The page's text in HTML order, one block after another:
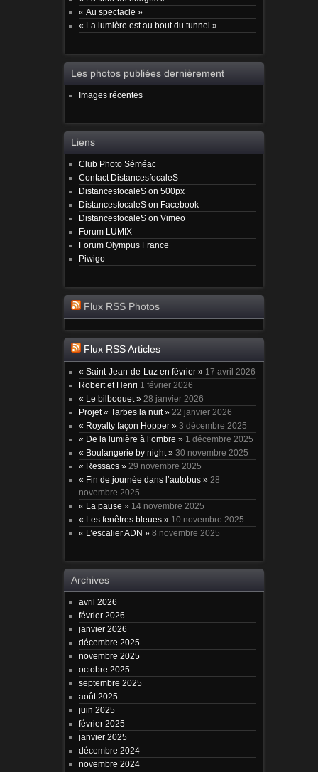
« Au spectacle »
« La lumière est au bout du tunnel »
Les photos publiées dernièrement
Images récentes
Liens
Club Photo Séméac
Contact DistancesfocaleS
DistancesfocaleS on 500px
DistancesfocaleS on Facebook
DistancesfocaleS on Vimeo
Forum LUMIX
Forum Olympus France
Piwigo
Flux RSS Photos
Flux RSS Articles
« Saint-Jean-de-Luz en février » 17 avril 2026
Robert et Henri 1 février 2026
« Le bilboquet » 28 janvier 2026
Projet « Tarbes la nuit » 22 janvier 2026
« Royalty façon Hopper » 3 décembre 2025
« De la lumière à l’ombre » 1 décembre 2025
« Boulangerie by night » 30 novembre 2025
« Ressacs » 29 novembre 2025
« Fin de journée dans l’autobus » 28
novembre 2025
« La pause » 14 novembre 2025
« Les fenêtres bleues » 10 novembre 2025
« L’escalier ADN » 8 novembre 2025
Archives
avril 2026
février 2026
janvier 2026
décembre 2025
novembre 2025
octobre 2025
septembre 2025
août 2025
juin 2025
février 2025
janvier 2025
décembre 2024
novembre 2024